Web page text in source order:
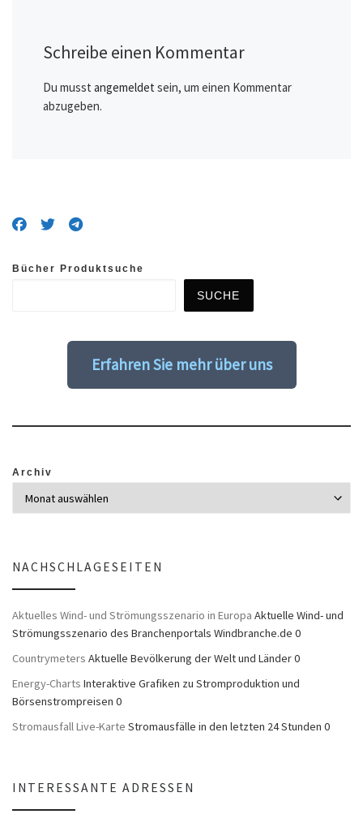
Schreibe einen Kommentar
Du musst angemeldet sein, um einen Kommentar
abzugeben.
Bücher Produktsuche
SUCHE
Erfahren Sie mehr über uns
Archiv
NACHSCHLAGESEITEN
Aktuelles Wind- und Strömungsszenario in Europa Aktuelle Wind- und
Strömungsszenario des Branchenportals Windbranche.de 0
Countrymeters Aktuelle Bevölkerung der Welt und Länder 0
Energy-Charts Interaktive Grafiken zu Stromproduktion und
Börsenstrompreisen 0
Stromausfall Live-Karte Stromausfälle in den letzten 24 Stunden 0
INTERESSANTE ADRESSEN